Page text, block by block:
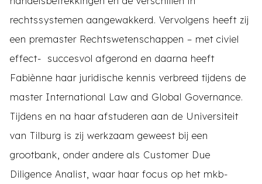
rechtssystemen aangewakkerd. Vervolgens heeft zij
een premaster Rechtswetenschappen – met civiel
effect- succesvol afgerond en daarna heeft
Fabiènne haar juridische kennis verbreed tijdens de
master International Law and Global Governance.
Tijdens en na haar afstuderen aan de Universiteit
van Tilburg is zij werkzaam geweest bij een
grootbank, onder andere als Customer Due
Diligence Analist, waar haar focus op het mkb-